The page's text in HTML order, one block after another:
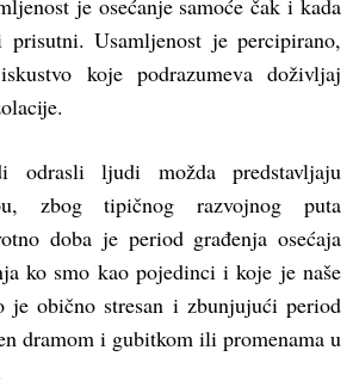
je osećanje samoće čak i kada
Usamljenost je percipirano,
koje podrazumeva doživljaj
odrasli ljudi možda predstavljaju
zbog tipičnog razvojnog puta
doba je period građenja osećaja
ko smo kao pojedinci i koje je naše
je obično stresan i zbunjujući period
dramom i gubitkom ili promenama u